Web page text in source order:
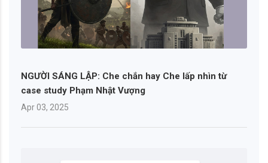
NGƯỜI SÁNG LẬP: Che chắn hay Che lấp nhìn từ
case study Phạm Nhật Vượng
Apr 03, 2025